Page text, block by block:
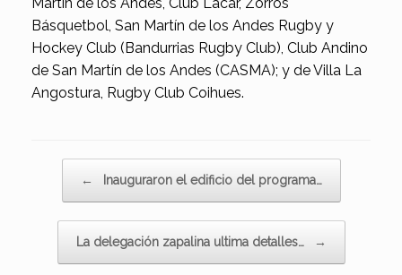
Básquetbol, San Martín de los Andes Rugby y
Hockey Club (Bandurrias Rugby Club), Club Andino
de San Martín de los Andes (CASMA); y de Villa La
Angostura, Rugby Club Coihues.
← Inauguraron el edificio del programa…
La delegación zapalina ultima detalles… →